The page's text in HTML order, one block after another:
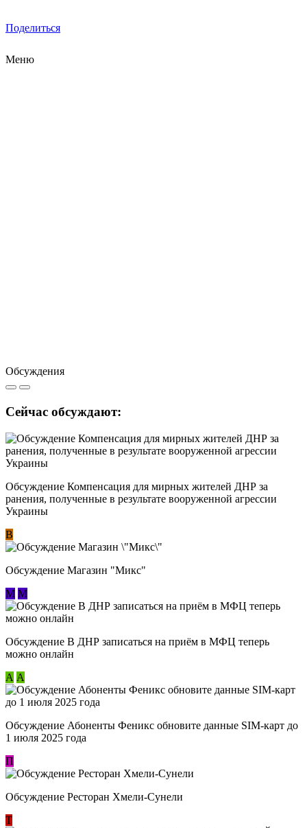
Поделиться
Меню
Обсуждения
Сейчас обсуждают:
Обсуждение Компенсация для мирных жителей ДНР за
ранения, полученные в результате вооруженной агрессии
Украины
В
Обсуждение Магазин "Микс"
М М
Обсуждение В ДНР записаться на приём в МФЦ теперь
можно онлайн
А А
Обсуждение Абоненты Феникс обновите данные SIM-карт до
1 июля 2025 года
П
Обсуждение Ресторан Хмели-Сунели
Т